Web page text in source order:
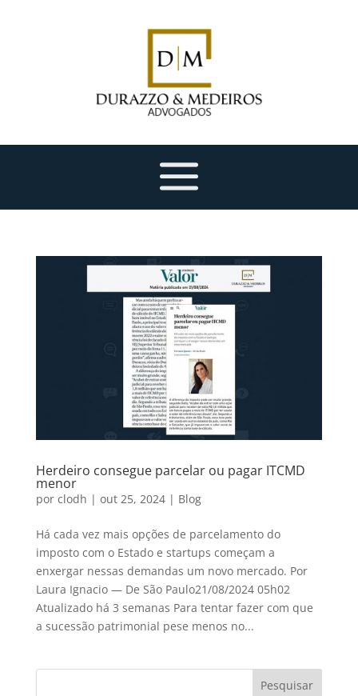
Herdeiro consegue parcelar ou pagar ITCMD
menor
por clodh | out 25, 2024| Blog
Há cada vez mais opções de parcelamento do
imposto com o Estado e startups começam a
enxergar nessas demandas um novo mercado. Por
Laura Ignacio — De São Paulo21/08/2024 05h02
Atualizado há 3 semanas Para tentar fazer com que
a sucessão patrimonial pese menos no...